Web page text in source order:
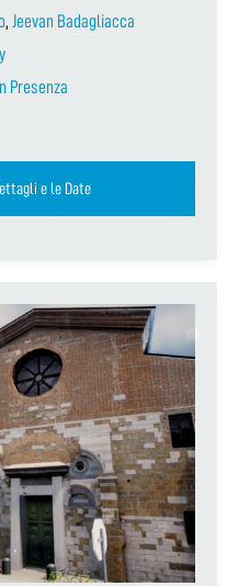
, Jeevan Badagliacca
Presenza
e le Date